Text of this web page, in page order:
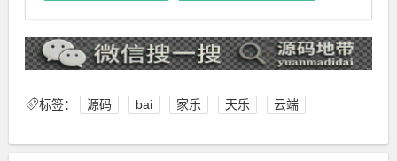
标签： 源码 bai 家乐 天乐 云端